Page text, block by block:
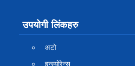
उपयोगी लिंकहरु
अटो
इन्स्योरेन्स